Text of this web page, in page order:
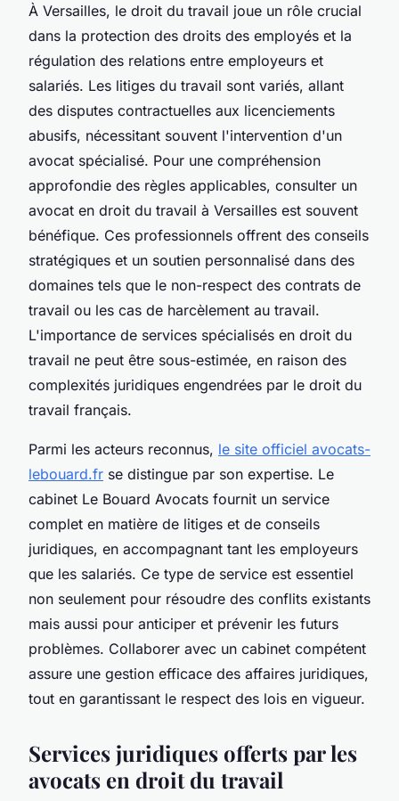
À Versailles, le droit du travail joue un rôle crucial
dans la protection des droits des employés et la
régulation des relations entre employeurs et
salariés. Les litiges du travail sont variés, allant
des disputes contractuelles aux licenciements
abusifs, nécessitant souvent l'intervention d'un
avocat spécialisé. Pour une compréhension
approfondie des règles applicables, consulter un
avocat en droit du travail à Versailles est souvent
bénéfique. Ces professionnels offrent des conseils
stratégiques et un soutien personnalisé dans des
domaines tels que le non-respect des contrats de
travail ou les cas de harcèlement au travail.
L'importance de services spécialisés en droit du
travail ne peut être sous-estimée, en raison des
complexités juridiques engendrées par le droit du
travail français.
Parmi les acteurs reconnus, le site officiel avocats-
lebouard.fr se distingue par son expertise. Le
cabinet Le Bouard Avocats fournit un service
complet en matière de litiges et de conseils
juridiques, en accompagnant tant les employeurs
que les salariés. Ce type de service est essentiel
non seulement pour résoudre des conflits existants
mais aussi pour anticiper et prévenir les futurs
problèmes. Collaborer avec un cabinet compétent
assure une gestion efficace des affaires juridiques,
tout en garantissant le respect des lois en vigueur.
Services juridiques offerts par les
avocats en droit du travail